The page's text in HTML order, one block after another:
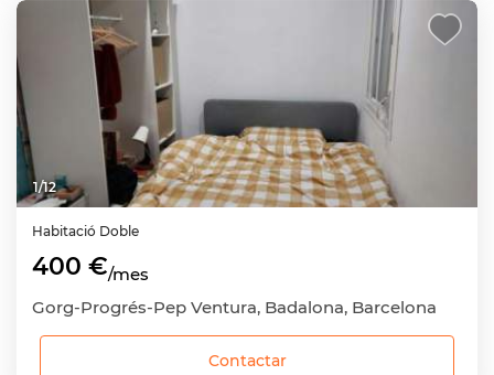
1/12
Habitació Doble
400 €/mes
Gorg-Progrés-Pep Ventura, Badalona, Barcelona
Contactar